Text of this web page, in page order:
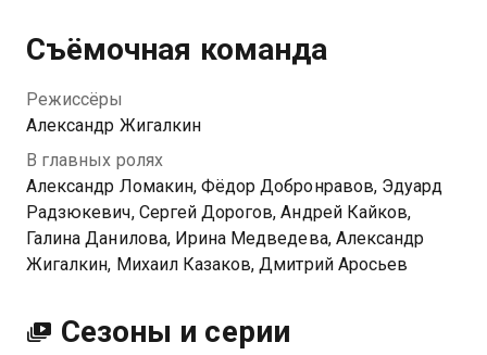
качестве на Казахтелеком
Съёмочная команда
Режиссёры
Александр Жигалкин
В главных ролях
Александр Ломакин, Фёдор Добронравов, Эдуард
Радзюкевич, Сергей Дорогов, Андрей Кайков,
Галина Данилова, Ирина Медведева, Александр
Жигалкин, Михаил Казаков, Дмитрий Аросьев
Сезоны и серии